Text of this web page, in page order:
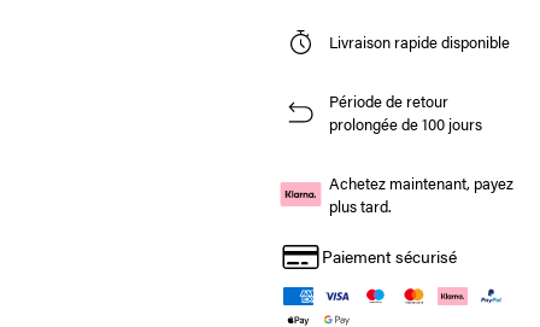
Livraison rapide disponible
Période de retour
prolongée de 100 jours
Achetez maintenant, payez
plus tard.
Paiement sécurisé